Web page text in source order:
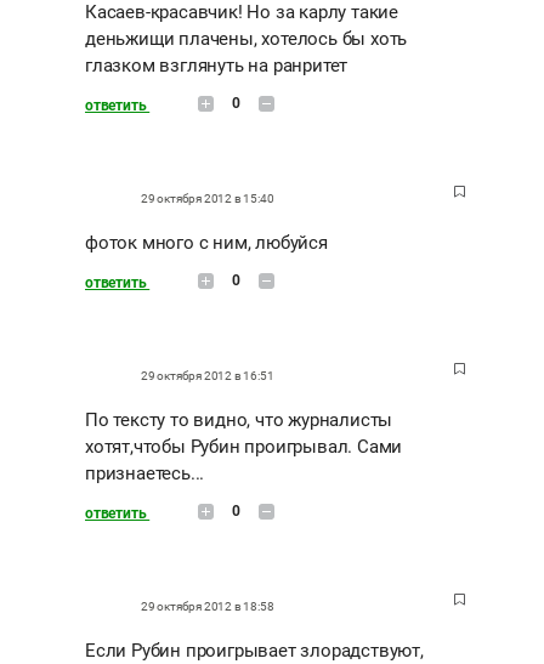
Касаев-красавчик! Но за карлу такие
деньжищи плачены, хотелось бы хоть
глазком взглянуть на ранритет
ответить 0
29 октября 2012 в 15:40
фоток много с ним, любуйся
ответить 0
29 октября 2012 в 16:51
По тексту то видно, что журналисты
хотят,чтобы Рубин проигрывал. Сами
признаетесь...
ответить 0
29 октября 2012 в 18:58
Если Рубин проигрывает злорадствуют,